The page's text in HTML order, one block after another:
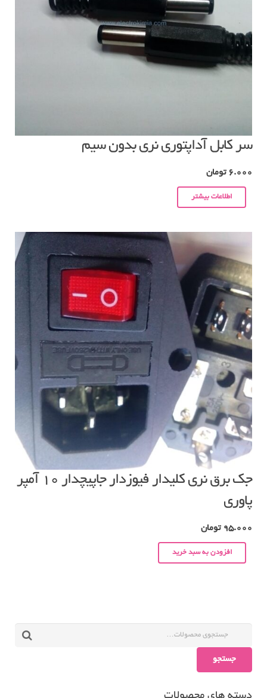
سر کابل آداپتوری نری بدون سیم
6.000 تومان
اطلاعات بیشتر
جک برق نری کلیدار فیوزدار جاپیچدار ۱۰ آمپر
پاوری
95.000 تومان
افزودن به سبد خرید
جستجو